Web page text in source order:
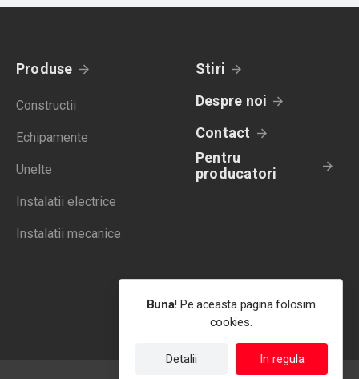
Produse
Constructii
Echipamente
Unelte
Instalatii electrice
Instalatii mecanice
Stiri
Despre noi
Contact
Pentru
producatori
Buna! Pe aceasta pagina folosim
cookies.
Detalii In regula